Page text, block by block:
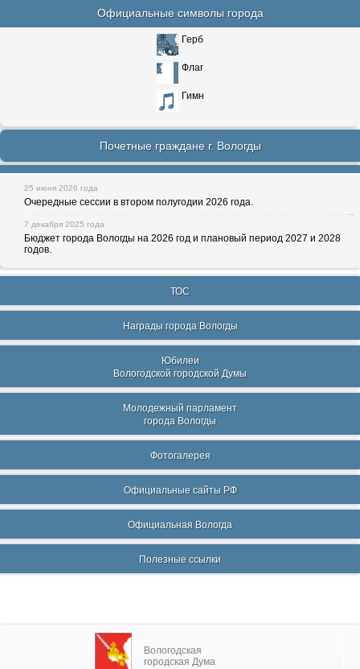
Официальные символы города
Герб
Флаг
Гимн
Почетные граждане г. Вологды
25 июня 2026 года
Очередные сессии в втором полугодии 2026 года.
7 декабря 2025 года
Бюджет города Вологды на 2026 год и плановый период 2027 и 2028
годов.
ТОС
Награды города Вологды
Юбилеи
Вологодской городской Думы
Молодежный парламент
города Вологды
Фотогалерея
Официальные сайты РФ
Официальная Вологда
Полезные ссылки
Вологодская
городская Дума